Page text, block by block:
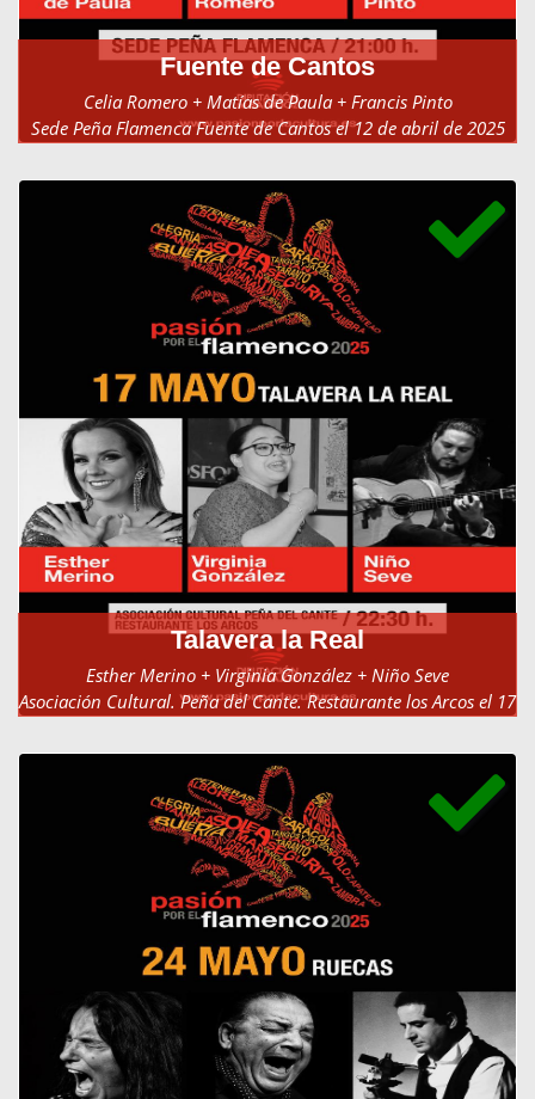
Fuente de Cantos
Celia Romero + Matías de Paula + Francis Pinto
Sede Peña Flamenca Fuente de Cantos el 12 de abril de 2025
Talavera la Real
Esther Merino + Virginia González + Niño Seve
Asociación Cultural. Peña del Cante. Restaurante los Arcos el 17